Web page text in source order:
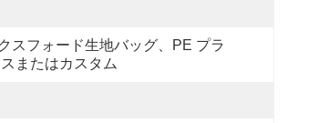
スフォード生地バッグ、PE プラ
またはカスタム